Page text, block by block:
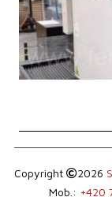
Z Weg
Maschinengewicht
Max.
Max.
Kontrollsystem
Steuerung Fanuc
Copyright 2026
Mob.: +420